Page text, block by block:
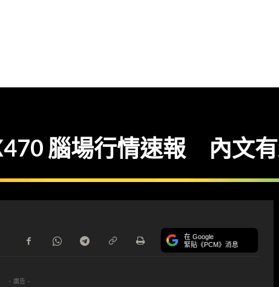
腦場行情速報 內文有
在 Google
緊貼《PCM》消息
- 廣告 -